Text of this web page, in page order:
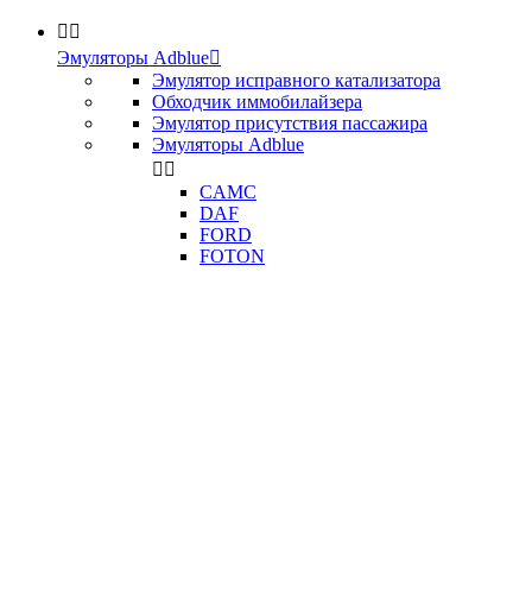
 
Эмуляторы Adblue
Эмулятор исправного катализатора
Обходчик иммобилайзера
Эмулятор присутствия пассажира
Эмуляторы Adblue
 
CAMC
DAF
FORD
FOTON